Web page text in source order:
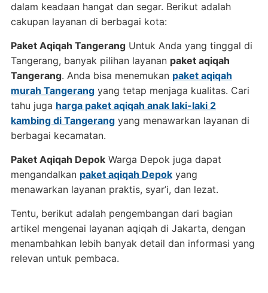
dalam keadaan hangat dan segar. Berikut adalah
cakupan layanan di berbagai kota:
Paket Aqiqah TangerangUntuk Anda yang tinggal di
Tangerang, banyak pilihan layanan paket aqiqah
Tangerang. Anda bisa menemukan paket aqiqah
murah Tangerangyang tetap menjaga kualitas. Cari
tahu juga harga paket aqiqah anak laki-laki 2
kambing di Tangerangyang menawarkan layanan di
berbagai kecamatan.
Paket Aqiqah DepokWarga Depok juga dapat
mengandalkan paket aqiqah Depokyang
menawarkan layanan praktis, syar’i, dan lezat.
Tentu, berikut adalah pengembangan dari bagian
artikel mengenai layanan aqiqah di Jakarta, dengan
menambahkan lebih banyak detail dan informasi yang
relevan untuk pembaca.